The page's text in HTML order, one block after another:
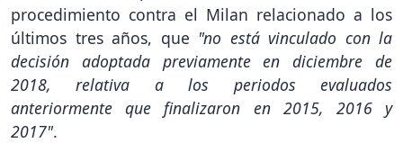
procedimiento contra el Milan relacionado a los
últimos tres años, que "no está vinculado con la
decisión adoptada previamente en diciembre de
2018, relativa a los periodos evaluados
anteriormente que finalizaron en 2015, 2016 y
2017".